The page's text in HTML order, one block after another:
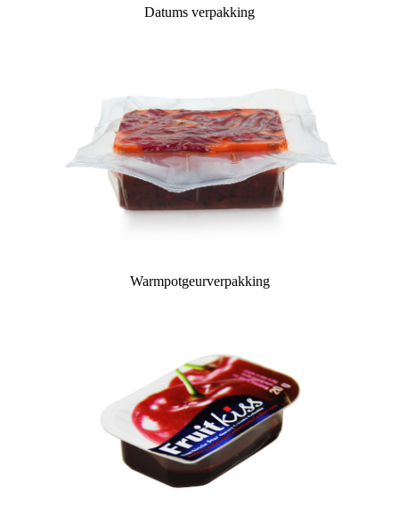
Datums verpakking
Warmpotgeurverpakking